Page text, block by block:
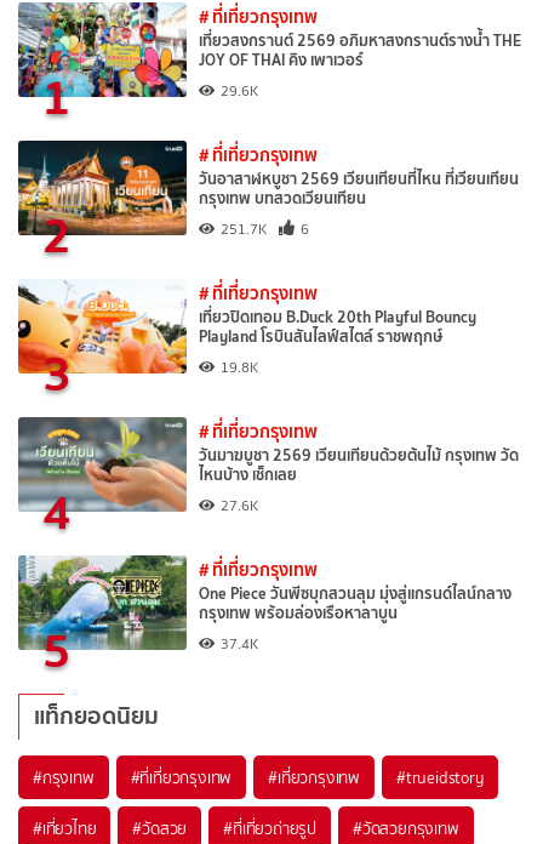
1
# ที่เที่ยวกรุงเทพ
เที่ยวสงกรานต์ 2569 อภิมหาสงกรานต์รางน้ำ THE
JOY OF THAI คิง เพาเวอร์
29.6K
2
# ที่เที่ยวกรุงเทพ
วันอาสาฬหบูชา 2569 เวียนเทียนที่ไหน ที่เวียนเทียน
กรุงเทพ บทสวดเวียนเทียน
251.7K 6
3
# ที่เที่ยวกรุงเทพ
เที่ยวปิดเทอม B.Duck 20th Playful Bouncy
Playland โรบินสันไลฟ์สไตล์ ราชพฤกษ์
19.8K
4
# ที่เที่ยวกรุงเทพ
วันมาฆบูชา 2569 เวียนเทียนด้วยต้นไม้ กรุงเทพ วัด
ไหนบ้าง เช็กเลย
27.6K
5
# ที่เที่ยวกรุงเทพ
One Piece วันพีซบุกสวนลุม มุ่งสู่แกรนด์ไลน์กลาง
กรุงเทพ พร้อมล่องเรือหาลาบูน
37.4K
แท็กยอดนิยม
#กรุงเทพ #ที่เที่ยวกรุงเทพ #เที่ยวกรุงเทพ #trueidstory
#เที่ยวไทย #วัดสวย #ที่เที่ยวถ่ายรูป #วัดสวยกรุงเทพ